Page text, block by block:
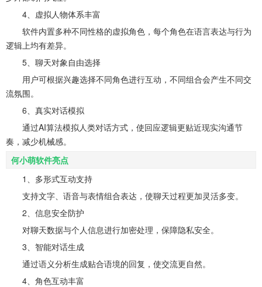
4、虚拟人物体系丰富
软件内置多种不同性格的虚拟角色，每个角色在语言表达与行为
逻辑上均有差异。
5、聊天对象自由选择
用户可根据兴趣选择不同角色进行互动，不同组合会产生不同交
流氛围。
6、真实对话模拟
通过AI算法模拟人类对话方式，使回应逻辑更贴近现实沟通节
奏，减少机械感。
何小萌软件亮点
1、多形式互动支持
支持文字、语音与表情组合表达，使聊天过程更加灵活多变。
2、信息安全防护
对聊天数据与个人信息进行加密处理，保障隐私安全。
3、智能对话生成
通过语义分析生成贴合语境的回复，使交流更自然。
4、角色互动丰富